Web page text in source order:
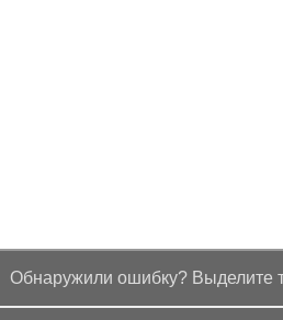
Обнаружили ошибку? Выделите